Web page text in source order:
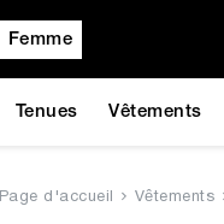
Femme
Tenues Vêtements
Page d'accueil Vêtements